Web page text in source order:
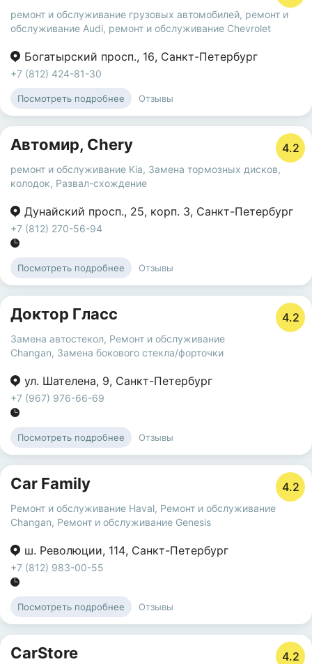
ремонт и обслуживание грузовых автомобилей, ремонт и
обслуживание Audi, ремонт и обслуживание Chevrolet
Богатырский просп., 16, Санкт-Петербург
+7 (812) 424-81-30
Посмотреть подробнее Отзывы
Автомир, Сhery 4.2
ремонт и обслуживание Kia, Замена тормозных дисков,
колодок, Развал-схождение
Дунайский просп., 25, корп. 3, Санкт-Петербург
+7 (812) 270-56-94
Посмотреть подробнее Отзывы
Доктор Гласс 4.2
Замена автостекол, Ремонт и обслуживание
Changan, Замена бокового стекла/форточки
ул. Шателена, 9, Санкт-Петербург
+7 (967) 976-66-69
Посмотреть подробнее Отзывы
Car Family 4.2
Ремонт и обслуживание Haval, Ремонт и обслуживание
Changan, Ремонт и обслуживание Genesis
ш. Революции, 114, Санкт-Петербург
+7 (812) 983-00-55
Посмотреть подробнее Отзывы
CarStore 4.2